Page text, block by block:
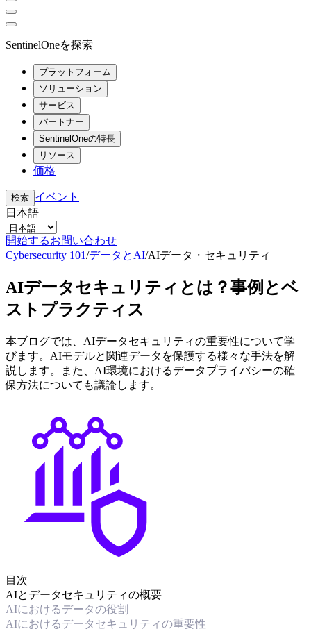
SentinelOneを探索
プラットフォーム
ソリューション
サービス
パートナー
SentinelOneの特長
リソース
価格
検索 イベント
日本語
開始するお問い合わせ
Cybersecurity 101/データとAI/AIデータ・セキュリティ
AIデータセキュリティとは？事例とベ
ストプラクティス
本ブログでは、AIデータセキュリティの重要性について学
びます。AIモデルと関連データを保護する様々な手法を解
説します。また、AI環境におけるデータプライバシーの確
保方法についても議論します。
目次
AIとデータセキュリティの概要
AIにおけるデータの役割
AIにおけるデータセキュリティの重要性